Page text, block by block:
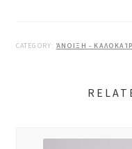
CATEGORY: ΆΝΟΙΞΗ -